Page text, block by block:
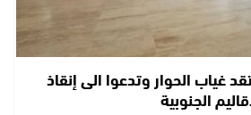
غياب الحوار وتدعوا الى إنقاذ
الجنوبية